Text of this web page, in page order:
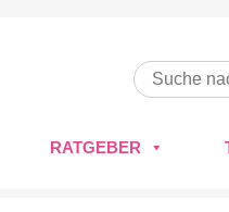
RATGEBER